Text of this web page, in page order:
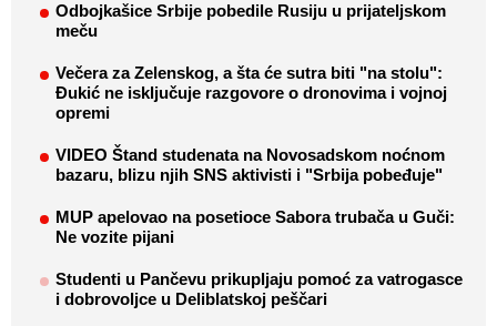
Odbojkašice Srbije pobedile Rusiju u prijateljskom
meču
Večera za Zelenskog, a šta će sutra biti "na stolu":
Đukić ne isključuje razgovore o dronovima i vojnoj
opremi
VIDEO Štand studenata na Novosadskom noćnom
bazaru, blizu njih SNS aktivisti i "Srbija pobeđuje"
MUP apelovao na posetioce Sabora trubača u Guči:
Ne vozite pijani
Studenti u Pančevu prikupljaju pomoć za vatrogasce
i dobrovoljce u Deliblatskoj peščari